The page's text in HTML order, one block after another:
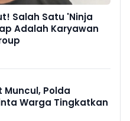
Salah Satu 'Ninja
Adalah Karyawan
Muncul, Polda
Warga Tingkatkan